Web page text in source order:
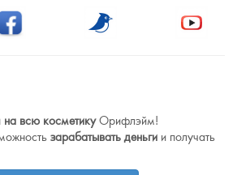
на всю косметикуОрифлэйм!
зарабатывать деньги и получать